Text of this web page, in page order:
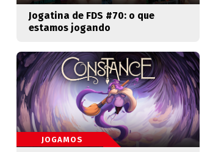
Jogatina de FDS #70: o que
estamos jogando
JOGAMOS